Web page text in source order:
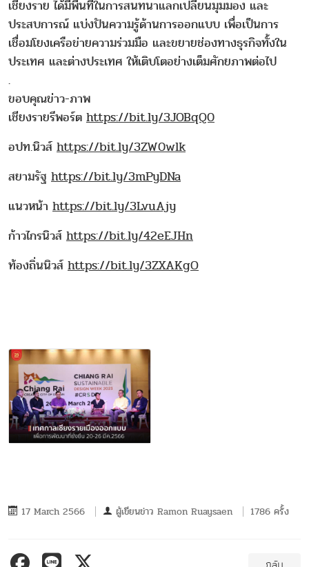
เชียงราย ได้มีพื้นที่ในการสนทนาแลกเปลี่ยนมุมมอง และ
ประสบการณ์ แบ่งปันความรู้ด้านการออกแบบ เพื่อเป็นการ
เชื่อมโยงเครือข่ายความร่วมมือ และขยายช่องทางธุรกิจทั้งใน
ประเทศ และต่างประเทศ ให้เติบโตอย่างเต็มศักยภาพต่อไป
.
ขอบคุณข่าว-ภาพ
เชียงรายรีพอร์ต https://bit.ly/3JOBqQ0
อปท.นิวส์ https://bit.ly/3ZW0wlk
สยามรัฐ https://bit.ly/3mPyDNa
แนวหน้า https://bit.ly/3LvuAjy
ก้าวไกรนิวส์ https://bit.ly/42eEJHn
ท้องถิ่นนิวส์ https://bit.ly/3ZXAKgO
17 March 2566 ผู้เขียนข่าว Ramon Ruaysaen 1786 ครั้ง